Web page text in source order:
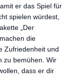
er das Spiel für
spielen würdest,
„Der
die
Zufriedenheit und
zu bemühen. Wir
dass er dir